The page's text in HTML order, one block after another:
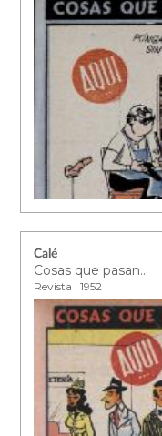
Calé
Cosas que pasan...
Revista | 1952